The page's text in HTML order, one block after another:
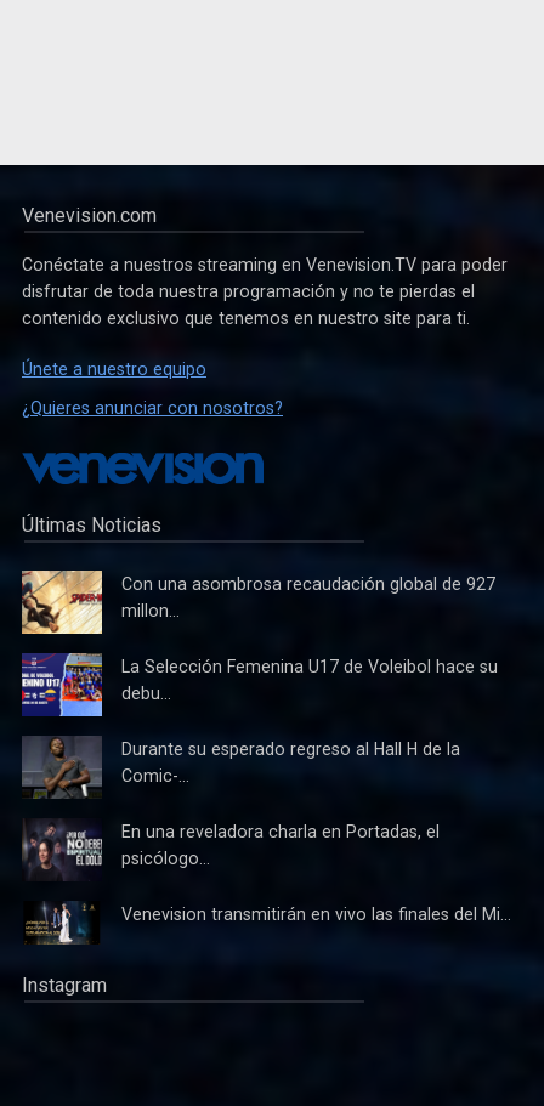
Venevision.com
Conéctate a nuestros streaming en Venevision.TV para poder
disfrutar de toda nuestra programación y no te pierdas el
contenido exclusivo que tenemos en nuestro site para ti.
Únete a nuestro equipo
¿Quieres anunciar con nosotros?
Últimas Noticias
Con una asombrosa recaudación global de 927
millon...
La Selección Femenina U17 de Voleibol hace su
debu...
Durante su esperado regreso al Hall H de la
Comic-...
En una reveladora charla en Portadas, el
psicólogo...
Venevision transmitirán en vivo las finales del Mi...
Instagram